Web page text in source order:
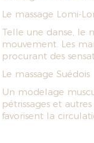
Le massage Lomi-
Telle une danse, le
mouvement. Les
procurant des
Le massage Suédois
Un modelage
pétrissages et
favorisent la